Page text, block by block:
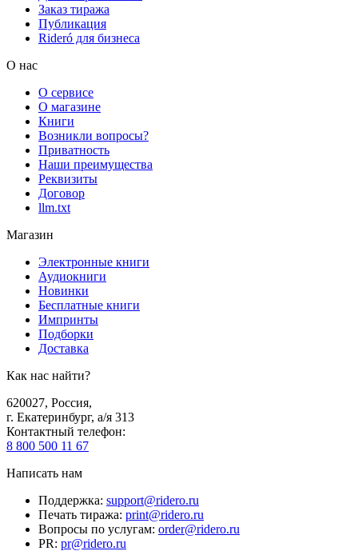
Заказ тиража
Публикация
Rideró для бизнеса
О нас
О сервисе
О магазине
Книги
Возникли вопросы?
Приватность
Наши преимущества
Реквизиты
Договор
llm.txt
Магазин
Электронные книги
Аудиокниги
Новинки
Бесплатные книги
Импринты
Подборки
Доставка
Как нас найти?
620027, Россия,
г. Екатеринбург, а/я 313
Контактный телефон:
8 800 500 11 67
Написать нам
Поддержка: support@ridero.ru
Печать тиража: print@ridero.ru
Вопросы по услугам: order@ridero.ru
PR: pr@ridero.ru